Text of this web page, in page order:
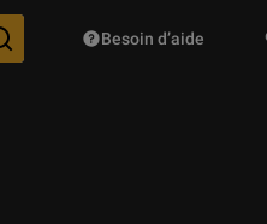
Des suggestions de produits
Besoin d’aide